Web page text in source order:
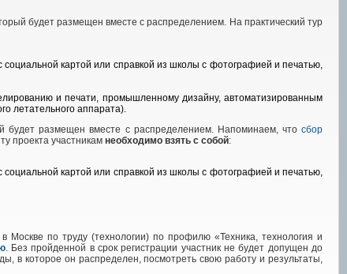
будет размещен вместе с распределением. На практический тур
картой или справкой из школы с фотографией и печатью,
и печати, промышленному дизайну, автоматизированным
летательного аппарата).
будет размещен вместе с распределением. Напоминаем, что сбор
проекта участникам необходимо взять с собой:
картой или справкой из школы с фотографией и печатью,
Москве по труду (технологии) по профилю «Техника, технология и
. Без пройденной в срок регистрации участник не будет допущен до
в которое он распределен, посмотреть свою работу и результаты,